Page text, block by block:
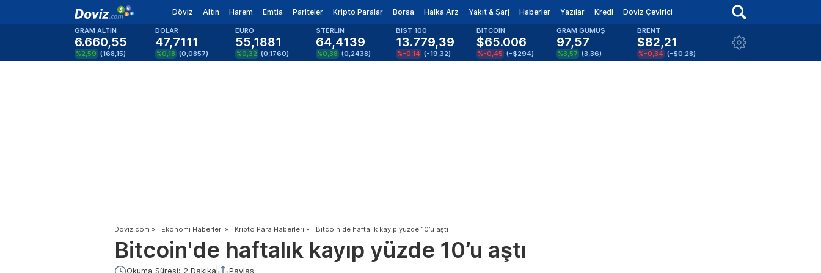
Döviz Altın Harem Emtia Pariteler Kripto Paralar Borsa Halka Arz Yakıt & Şarj Haberler Yazılar Kredi Döviz Çevirici
GRAM ALTIN
6.660,55
%2,59 (168,15)
DOLAR
47,7111
%0,18 (0,0857)
EURO
55,1881
%0,32 (0,1760)
STERLİN
64,4139
%0,38 (0,2438)
BIST 100
13.779,39
%-0,14 (-19,32)
BITCOIN
$65.006
%-0,45 (-$294)
GRAM GÜMÜŞ
97,57
%3,57 (3,36)
BRENT
$82,21
%-0,34 (-$0,28)
Doviz.com » Ekonomi Haberleri » Kripto Para Haberleri » Bitcoin'de haftalık kayıp yüzde 10’u aştı
Bitcoin'de haftalık kayıp yüzde 10’u aştı
Okuma Süresi: 2 Dakika Paylaş